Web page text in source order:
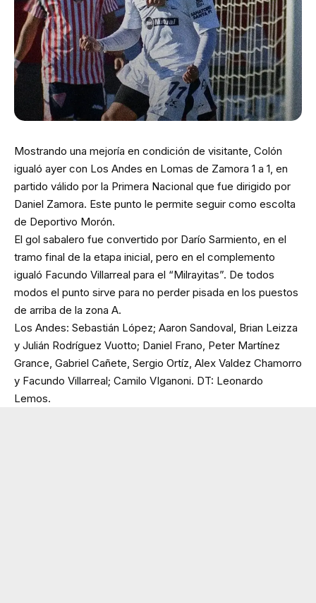
Mostrando una mejoría en condición de visitante, Colón
igualó ayer con Los Andes en Lomas de Zamora 1 a 1, en
partido válido por la Primera Nacional que fue dirigido por
Daniel Zamora. Este punto le permite seguir como escolta
de Deportivo Morón.
El gol sabalero fue convertido por Darío Sarmiento, en el
tramo final de la etapa inicial, pero en el complemento
igualó Facundo Villarreal para el “Milrayitas”. De todos
modos el punto sirve para no perder pisada en los puestos
de arriba de la zona A.
Los Andes: Sebastián López; Aaron Sandoval, Brian Leizza
y Julián Rodríguez Vuotto; Daniel Frano, Peter Martínez
Grance, Gabriel Cañete, Sergio Ortíz, Alex Valdez Chamorro
y Facundo Villarreal; Camilo VIganoni. DT: Leonardo
Lemos.